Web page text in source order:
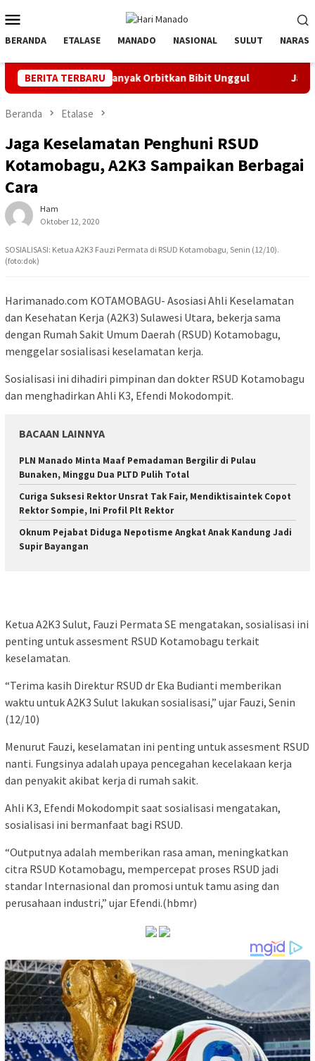
ke
kontenMobile
BERANDA ETALASE MANADO NASIONAL SULUT NARASI
BERITA TERBARU
Banyak Orbitkan Bibit Unggul Jaga Listrik Andal
Beranda Etalase
Jaga Keselamatan Penghuni RSUD
Kotamobagu, A2K3 Sampaikan Berbagai
Cara
Ham
Oktober 12, 2020
SOSIALISASI: Ketua A2K3 Fauzi Permata di RSUD Kotamobagu, Senin (12/10).
(foto:dok)
Harimanado.com KOTAMOBAGU- Asosiasi Ahli Keselamatan
dan Kesehatan Kerja (A2K3) Sulawesi Utara, bekerja sama
dengan Rumah Sakit Umum Daerah (RSUD) Kotamobagu,
menggelar sosialisasi keselamatan kerja.
Sosialisasi ini dihadiri pimpinan dan dokter RSUD Kotamobagu
dan menghadirkan Ahli K3, Efendi Mokodompit.
BACAAN LAINNYA
PLN Manado Minta Maaf Pemadaman Bergilir di Pulau
Bunaken, Minggu Dua PLTD Pulih Total
Curiga Suksesi Rektor Unsrat Tak Fair, Mendiktisaintek Copot
Rektor Sompie, Ini Profil Plt Rektor
Oknum Pejabat Diduga Nepotisme Angkat Anak Kandung Jadi
Supir Bayangan
Ketua A2K3 Sulut, Fauzi Permata SE mengatakan, sosialisasi ini
penting untuk assesment RSUD Kotamobagu terkait
keselamatan.
“Terima kasih Direktur RSUD dr Eka Budianti memberikan
waktu untuk A2K3 Sulut lakukan sosialisasi,” ujar Fauzi, Senin
(12/10)
Menurut Fauzi, keselamatan ini penting untuk assesment RSUD
nanti. Fungsinya adalah upaya pencegahan kecelakaan kerja
dan penyakit akibat kerja di rumah sakit.
Ahli K3, Efendi Mokodompit saat sosialisasi mengatakan,
sosialisasi ini bermanfaat bagi RSUD.
“Outputnya adalah memberikan rasa aman, meningkatkan
citra RSUD Kotamobagu, mempercepat proses RSUD jadi
standar Internasional dan promosi untuk tamu asing dan
perusahaan industri,” ujar Efendi.(hbmr)